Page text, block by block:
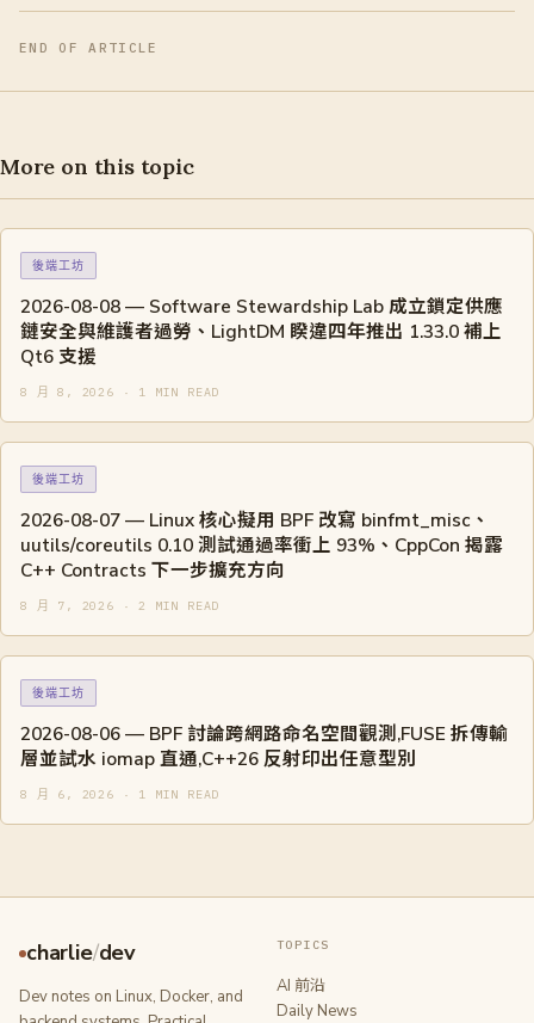
END OF ARTICLE
More on this topic
後端工坊
2026-08-08 — Software Stewardship Lab 成立鎖定供應
鏈安全與維護者過勞、LightDM 睽違四年推出 1.33.0 補上
Qt6 支援
8 月 8, 2026 · 1 MIN READ
後端工坊
2026-08-07 — Linux 核心擬用 BPF 改寫 binfmt_misc、
uutils/coreutils 0.10 測試通過率衝上 93%、CppCon 揭露
C++ Contracts 下一步擴充方向
8 月 7, 2026 · 2 MIN READ
後端工坊
2026-08-06 — BPF 討論跨網路命名空間觀測,FUSE 拆傳輸
層並試水 iomap 直通,C++26 反射印出任意型別
8 月 6, 2026 · 1 MIN READ
charlie/dev
Dev notes on Linux, Docker, and
TOPICS
AI 前沿
Daily News